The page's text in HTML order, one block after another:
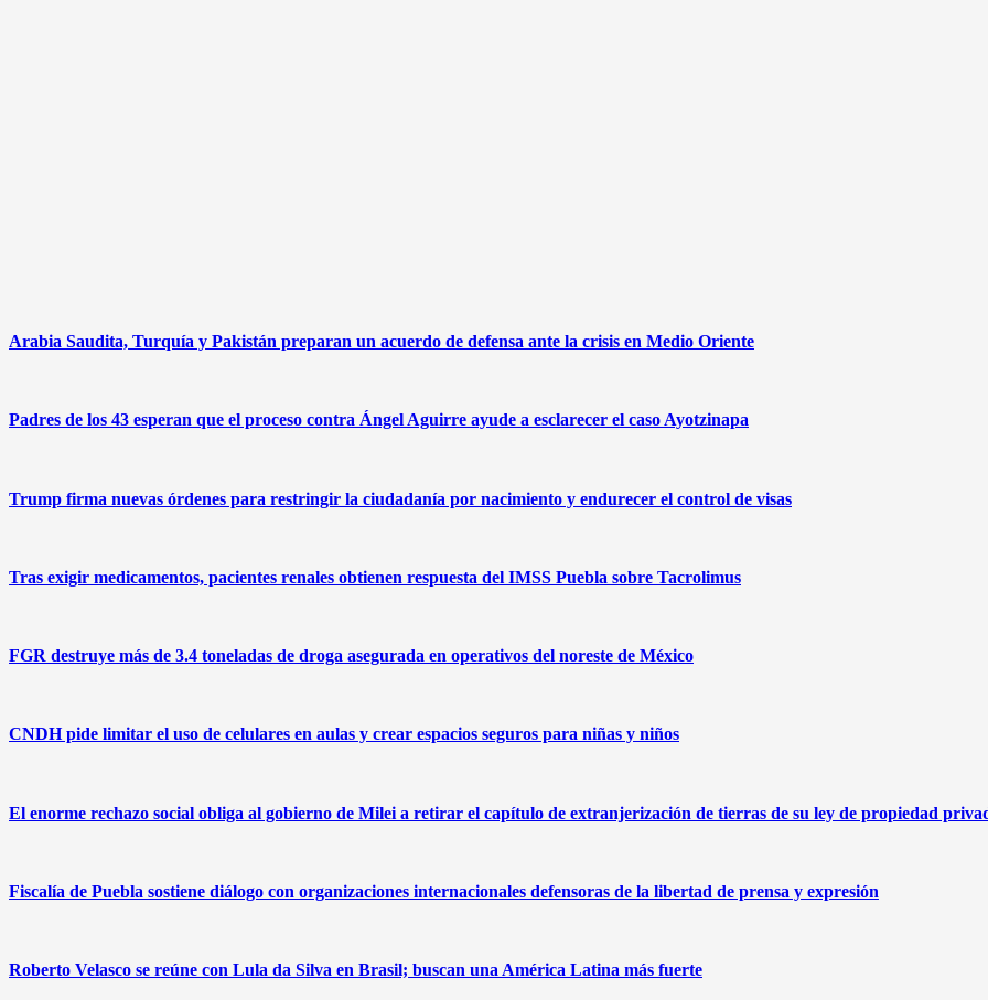
Arabia Saudita, Turquía y Pakistán preparan un acuerdo de defensa ante la crisis en Medio Oriente
Padres de los 43 esperan que el proceso contra Ángel Aguirre ayude a esclarecer el caso Ayotzinapa
Trump firma nuevas órdenes para restringir la ciudadanía por nacimiento y endurecer el control de visas
Tras exigir medicamentos, pacientes renales obtienen respuesta del IMSS Puebla sobre Tacrolimus
FGR destruye más de 3.4 toneladas de droga asegurada en operativos del noreste de México
CNDH pide limitar el uso de celulares en aulas y crear espacios seguros para niñas y niños
El enorme rechazo social obliga al gobierno de Milei a retirar el capítulo de extranjerización de tierras de su ley de propiedad
Fiscalía de Puebla sostiene diálogo con organizaciones internacionales defensoras de la libertad de prensa y expresión
Roberto Velasco se reúne con Lula da Silva en Brasil; buscan una América Latina más fuerte